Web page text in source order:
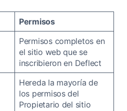
Permisos
Permisos completos en
el sitio web que se
inscribieron en Deflect
Hereda la mayoría de
los permisos del
Propietario del sitio